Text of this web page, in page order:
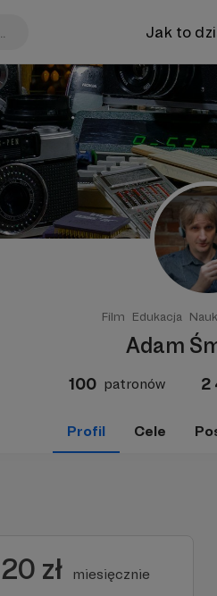
Jak to
Film Edukacja
Adam
100 patronów 2
Profil Cele
20 zł miesięcznie